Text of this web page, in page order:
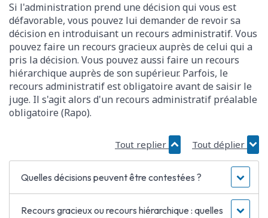
Si l'administration prend une décision qui vous est
défavorable, vous pouvez lui demander de revoir sa
décision en introduisant un recours administratif. Vous
pouvez faire un recours gracieux auprès de celui qui a
pris la décision. Vous pouvez aussi faire un recours
hiérarchique auprès de son supérieur. Parfois, le
recours administratif est obligatoire avant de saisir le
juge. Il s'agit alors d'un recours administratif préalable
obligatoire (Rapo).
Tout replier Tout déplier
Quelles décisions peuvent être contestées ?
Recours gracieux ou recours hiérarchique : quelles